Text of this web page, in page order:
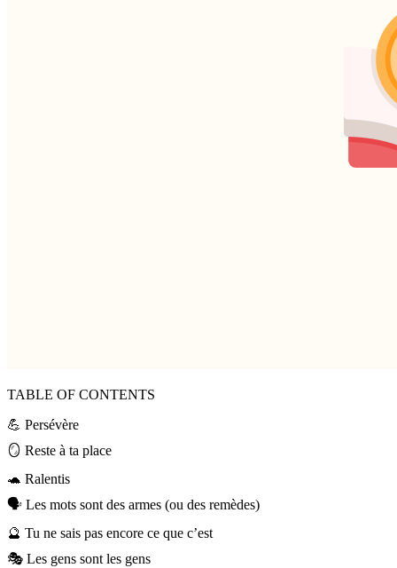
TABLE OF CONTENTS
💪 Persévère
🪞 Reste à ta place
🐢 Ralentis
🗣️ Les mots sont des armes (ou des remèdes)
🔮 Tu ne sais pas encore ce que c’est
🎭 Les gens sont les gens